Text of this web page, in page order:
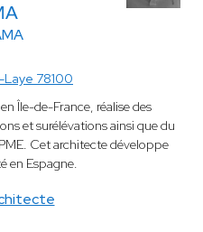
78100
Île-de-France, réalise des
et surélévations ainsi que du
Cet architecte développe
en Espagne.